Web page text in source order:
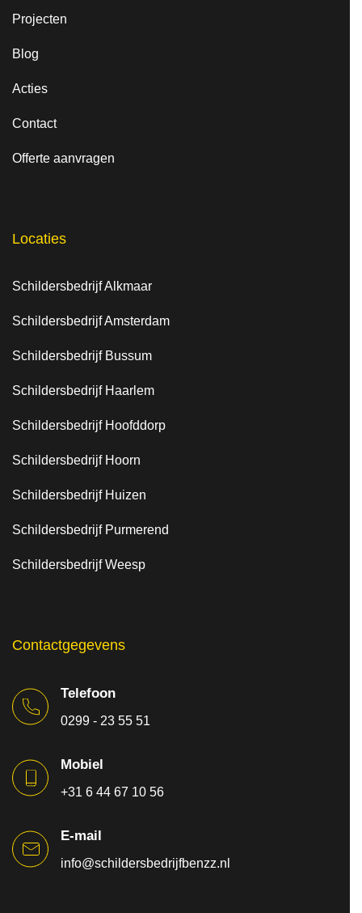
Projecten
Blog
Acties
Contact
Offerte aanvragen
Locaties
Schildersbedrijf Alkmaar
Schildersbedrijf Amsterdam
Schildersbedrijf Bussum
Schildersbedrijf Haarlem
Schildersbedrijf Hoofddorp
Schildersbedrijf Hoorn
Schildersbedrijf Huizen
Schildersbedrijf Purmerend
Schildersbedrijf Weesp
Contactgegevens
Telefoon
0299 - 23 55 51
Mobiel
+31 6 44 67 10 56
E-mail
info@schildersbedrijfbenzz.nl